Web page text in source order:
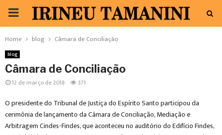
PRIMARY
MENU
Home blog Câmara de Conciliação
blog
Câmara de Conciliação
12 de março de 2018 371
O presidente do Tribunal de Justiça do Espírito Santo participou da
cerimônia de lançamento da Câmara de Conciliação, Mediação e
Arbitragem Cindes-Findes, que aconteceu no auditório do Edifício Findes,